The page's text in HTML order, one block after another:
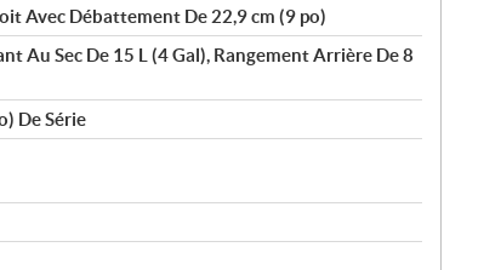
Avec Débattement De 22,9 cm (9 po)
Au Sec De 15 L (4 Gal), Rangement Arrière De 8
De Série